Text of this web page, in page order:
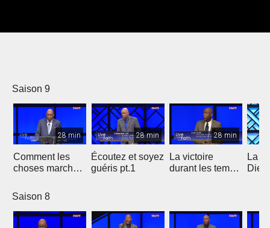
Saison 9
28 min
Comment les
choses marchent
28 min
Écoutez et soyez
guéris pt.1
28 min
La victoire
durant les temps
La
Dieu
Saison 8